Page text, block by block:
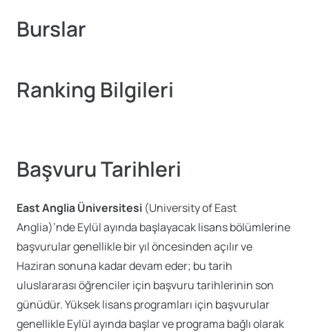
Burslar
Ranking Bilgileri
Başvuru Tarihleri
East Anglia Üniversitesi (University of East
Anglia)’nde Eylül ayında başlayacak lisans bölümlerine
başvurular genellikle bir yıl öncesinden açılır ve
Haziran sonuna kadar devam eder; bu tarih
uluslararası öğrenciler için başvuru tarihlerinin son
günüdür. Yüksek lisans programları için başvurular
genellikle Eylül ayında başlar ve programa bağlı olarak